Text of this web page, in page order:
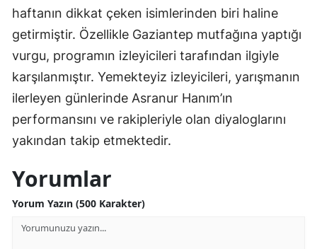
haftanın dikkat çeken isimlerinden biri haline
getirmiştir. Özellikle Gaziantep mutfağına yaptığı
vurgu, programın izleyicileri tarafından ilgiyle
karşılanmıştır. Yemekteyiz izleyicileri, yarışmanın
ilerleyen günlerinde Asranur Hanım’ın
performansını ve rakipleriyle olan diyaloglarını
yakından takip etmektedir.
Yorumlar
Yorum Yazın (500 Karakter)